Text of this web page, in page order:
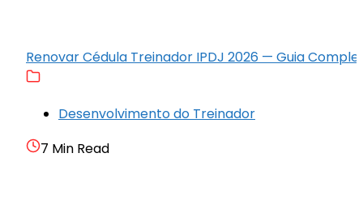
Renovar Cédula Treinador IPDJ 2026 — Guia
Desenvolvimento do Treinador
7 Min Read